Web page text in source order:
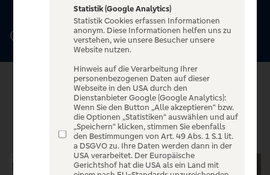
Ludwig-Erhard-Anlage 1, 60327 Frankfurt
VERANSTALTUNGEN
Statistik (Google Analytics)
Statistik Cookies erfassen Informationen
anonym. Diese Informationen helfen uns zu
verstehen, wie unsere Besucher unsere
Website nutzen.
Hinweis auf die Verarbeitung Ihrer
personenbezogenen Daten auf dieser
Webseite in den USA durch den
Dienstanbieter Google (Google Analytics):
Wenn Sie den Button „Alle akzeptieren“ bzw.
die Optionen „Statistiken“ auswählen und auf
„Speichern“ klicken, stimmen Sie ebenfalls
den Bestimmungen von Art. 49 Abs. 1 S.1 lit.
a DSGVO zu. Ihre Daten werden dann in der
USA verarbeitet. Der Europäische
Gerichtshof hat die USA als ein Land mit